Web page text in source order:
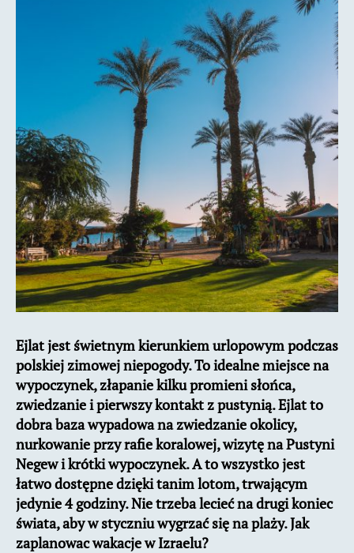
Wakacje
z
Izraelu
Ejlat jest świetnym kierunkiem urlopowym podczas
polskiej zimowej niepogody. To idealne miejsce na
wypoczynek, złapanie kilku promieni słońca,
zwiedzanie i pierwszy kontakt z pustynią. Ejlat to
dobra baza wypadowa na zwiedzanie okolicy,
nurkowanie przy rafie koralowej, wizytę na Pustyni
Negew i krótki wypoczynek. A to wszystko jest
łatwo dostępne dzięki tanim lotom, trwającym
jedynie 4 godziny. Nie trzeba lecieć na drugi koniec
świata, aby w styczniu wygrzać się na plaży. Jak
zaplanowac wakacje w Izraelu?